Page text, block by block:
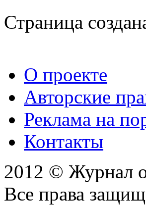
Страница
О проекте
Авторские
Реклама на
Контакты
2012 © Журнал
Все права